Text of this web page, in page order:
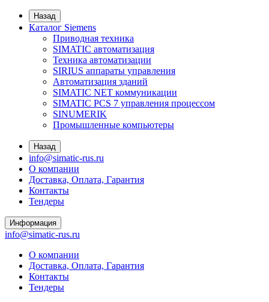
Назад
Каталог Siemens
Приводная техника
SIMATIC автоматизация
Техника автоматизации
SIRIUS аппараты управления
Автоматизация зданий
SIMATIC NET коммуникации
SIMATIC PCS 7 управления процессом
SINUMERIK
Промышленные компьютеры
Назад
info@simatic-rus.ru
О компании
Доставка, Оплата, Гарантия
Контакты
Тендеры
Информация
info@simatic-rus.ru
О компании
Доставка, Оплата, Гарантия
Контакты
Тендеры